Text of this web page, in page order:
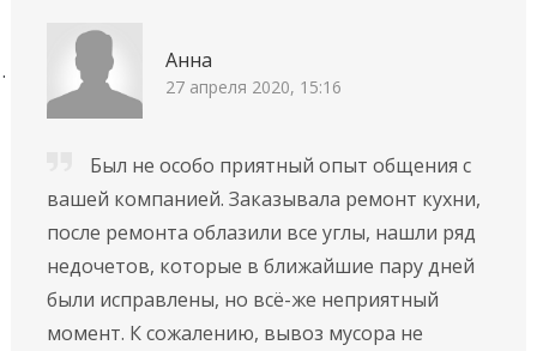
Анна
27 апреля 2020, 15:16
Был не особо приятный опыт общения с
вашей компанией. Заказывала ремонт кухни,
после ремонта облазили все углы, нашли ряд
недочетов, которые в ближайшие пару дней
были исправлены, но всё-же неприятный
момент. К сожалению, вывоз мусора не